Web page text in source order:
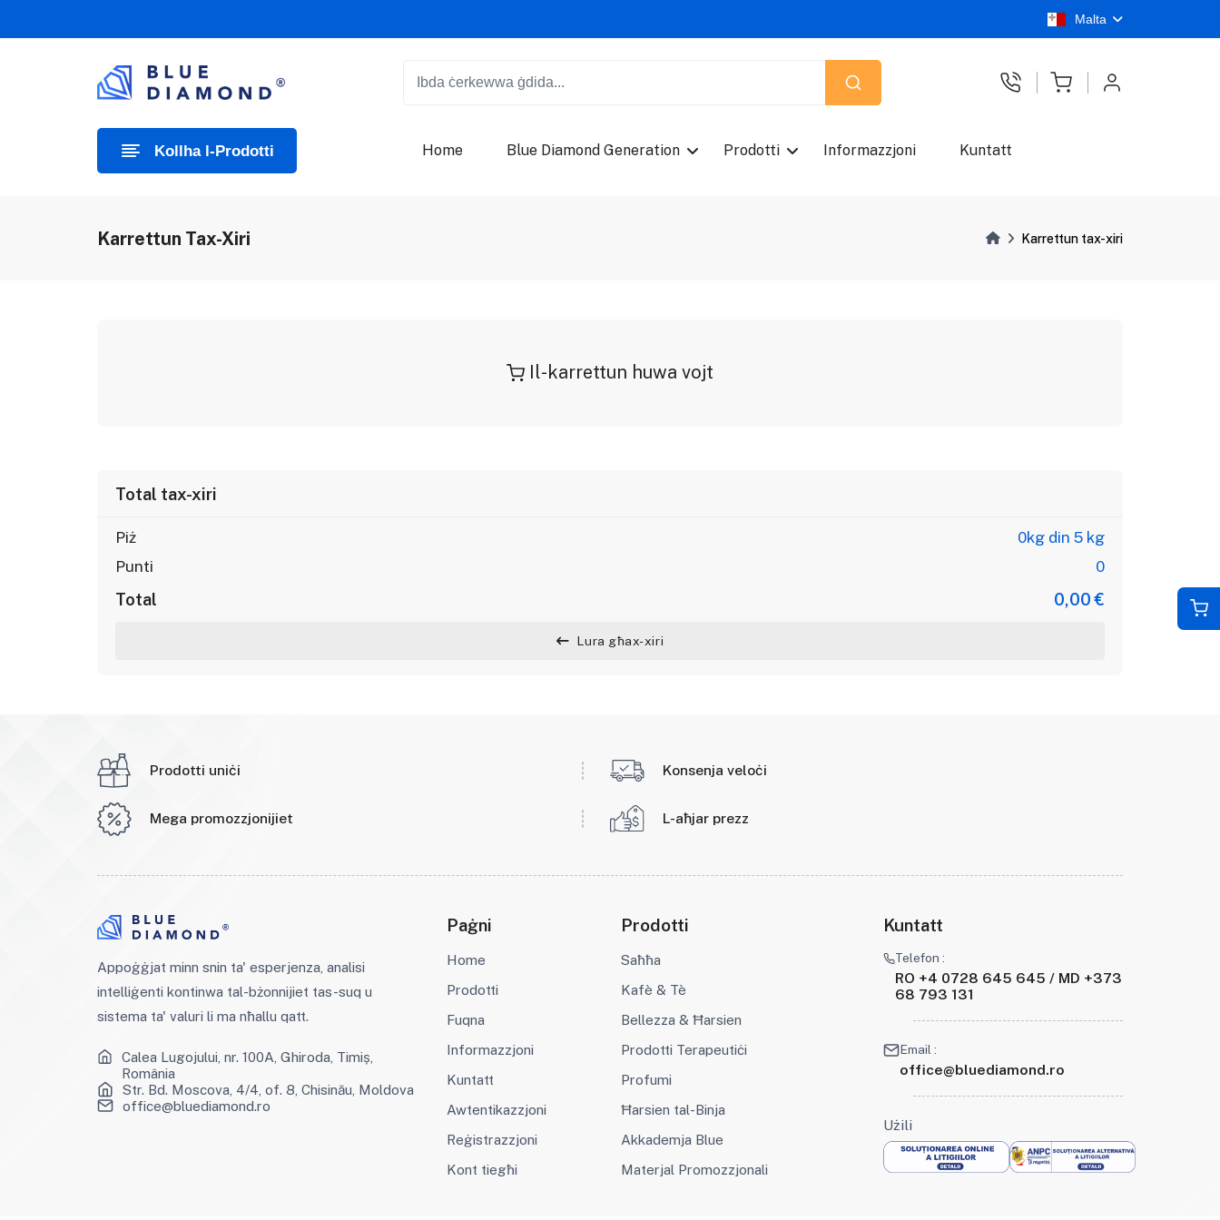
Malta
Kollha l-Prodotti Home Blue Diamond Generation Prodotti Informazzjoni Kuntatt
Karrettun Tax-Xiri Karrettun tax-xiri
Il-karrettun huwa vojt
Total tax-xiri
Piż
0kg din 5 kg
Punti
0
Total 0,00 €
Lura għax-xiri
Prodotti uniċi Konsenja veloċi
Mega promozzjonijiet L-aħjar prezz
Appoġġjat minn snin ta' esperjenza, analisi
intelliġenti kontinwa tal-bżonnijiet tas-suq u
sistema ta' valuri li ma nħallu qatt.
Calea Lugojului, nr. 100A, Ghiroda, Timiș,
România
Str. Bd. Moscova, 4/4, of. 8, Chisinău, Moldova
office@bluediamond.ro
Paġni
Home
Prodotti
Fuqna
Informazzjoni
Kuntatt
Awtentikazzjoni
Reġistrazzjoni
Kont tiegħi
Prodotti
Saħħa
Kafè & Tè
Bellezza & Ħarsien
Prodotti Terapeutiċi
Profumi
Ħarsien tal-Binja
Akkademja Blue
Materjal Promozzjonali
Kuntatt
Telefon :
RO +4 0728 645 645 / MD +373
68 793 131
Email :
office@bluediamond.ro
Użili